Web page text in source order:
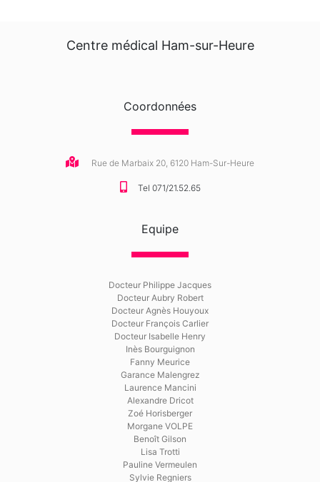
Centre médical Ham-sur-Heure
Coordonnées
Rue de Marbaix 20, 6120 Ham-Sur-Heure
Tel 071/21.52.65
Equipe
Docteur Philippe Jacques
Docteur Aubry Robert
Docteur Agnès Houyoux
Docteur François Carlier
Docteur Isabelle Henry
Inès Bourguignon
Fanny Meurice
Garance Malengrez
Laurence Mancini
Alexandre Dricot
Zoé Horisberger
Morgane VOLPE
Benoît Gilson
Lisa Trotti
Pauline Vermeulen
Sylvie Regniers